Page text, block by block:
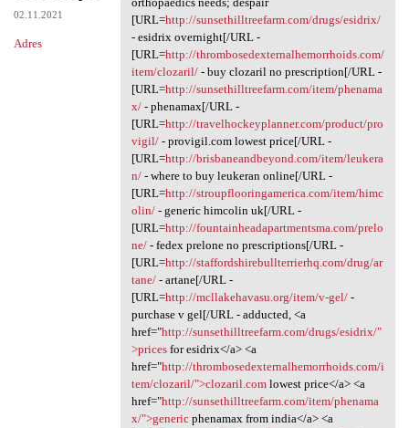
02.11.2021
Adres
[URL=http://sunsethilltreefarm.com/drugs/esidrix/
- esidrix overnight[/URL -
[URL=http://thrombosedexternalhemorrhoids.com/
item/clozaril/- buy clozaril no prescription[/URL -
[URL=http://sunsethilltreefarm.com/item/phenama
x/- phenamax[/URL -
[URL=http://travelhockeyplanner.com/product/pro
vigil/- provigil.com lowest price[/URL -
[URL=http://brisbaneandbeyond.com/item/leukera
n/- where to buy leukeran online[/URL -
[URL=http://stroupflooringamerica.com/item/himc
olin/- generic himcolin uk[/URL -
[URL=http://fountainheadapartmentsma.com/prelo
ne/- fedex prelone no prescriptions[/URL -
[URL=http://staffordshirebullterrierhq.com/drug/ar
tane/- artane[/URL -
[URL=http://mcllakehavasu.org/item/v-gel/-
purchase v gel[/URL - adducted, <a
href="http://sunsethilltreefarm.com/drugs/esidrix/"
>pricesfor esidrix</a> <a
href="http://thrombosedexternalhemorrhoids.com/i
tem/clozaril/">clozaril.comlowest price</a> <a
href="http://sunsethilltreefarm.com/item/phenama
x/">genericphenamax from india</a> <a